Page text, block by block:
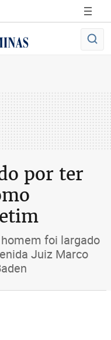
por ter
foi largado
Juiz Marco